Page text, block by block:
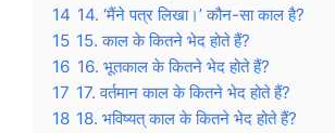
14 14. ‘मैंने पत्र लिखा।’ कौन-सा काल है?
15 15. काल के कितने भेद होते हैं?
16 16. भूतकाल के कितने भेद होते हैं?
17 17. वर्तमान काल के कितने भेद होते हैं?
18 18. भविष्यत् काल के कितने भेद होते हैं?